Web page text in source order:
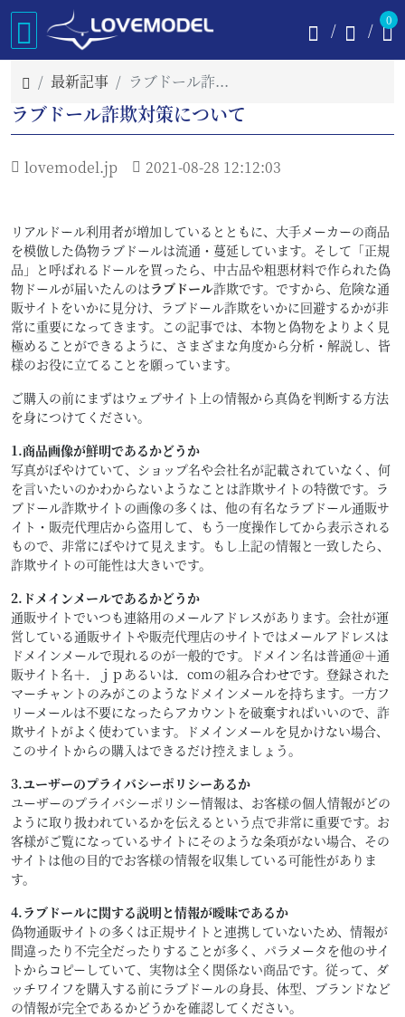
0
最新記事 ラブドール詐欺対策について
ラブドール詐欺対策について
lovemodel.jp 2021-08-28 12:12:03
リアルドール利用者が増加しているとともに、大手メーカーの商品
を模倣した偽物ラブドールは流通・蔓延しています。そして「正規
品」と呼ばれるドールを買ったら、中古品や粗悪材料で作られた偽
物ドールが届いたんのはラブドール詐欺です。ですから、危険な通
販サイトをいかに見分け、ラブドール詐欺をいかに回避するかが非
常に重要になってきます。この記事では、本物と偽物をよりよく見
極めることができるように、さまざまな角度から分析・解説し、皆
様のお役に立てることを願っています。
ご購入の前にまずはウェブサイト上の情報から真偽を判断する方法
を身につけてください。
1.商品画像が鮮明であるかどうか
写真がぼやけていて、ショップ名や会社名が記載されていなく、何
を言いたいのかわからないようなことは詐欺サイトの特徴です。ラ
ブドール詐欺サイトの画像の多くは、他の有名なラブドール通販サ
イト・販売代理店から盗用して、もう一度操作してから表示される
もので、非常にぼやけて見えます。もし上記の情報と一致したら、
詐欺サイトの可能性は大きいです。
2.ドメインメールであるかどうか
通販サイトでいつも連絡用のメールアドレスがあります。会社が運
営している通販サイトや販売代理店のサイトではメールアドレスは
ドメインメールで現れるのが一般的です。ドメイン名は普通＠＋通
販サイト名＋．ｊｐあるいは．comの組み合わせです。登録された
マーチャントのみがこのようなドメインメールを持ちます。一方フ
リーメールは不要になったらアカウントを破棄すればいいので、詐
欺サイトがよく使わています。ドメインメールを見かけない場合、
このサイトからの購入はできるだけ控えましょう。
3.ユーザーのプライバシーポリシーあるか
ユーザーのプライバシーポリシー情報は、お客様の個人情報がどの
ように取り扱われているかを伝えるという点で非常に重要です。お
客様がご覧になっているサイトにそのような条項がない場合、その
サイトは他の目的でお客様の情報を収集している可能性がありま
す。
4.ラブドールに関する説明と情報が曖昧であるか
偽物通販サイトの多くは正規サイトと連携していないため、情報が
間違ったり不完全だったりすることが多く、パラメータを他のサイ
トからコピーしていて、実物は全く関係ない商品です。従って、ダ
ッチワイフを購入する前にラブドールの身長、体型、ブランドなど
の情報が完全であるかどうかを確認してください。